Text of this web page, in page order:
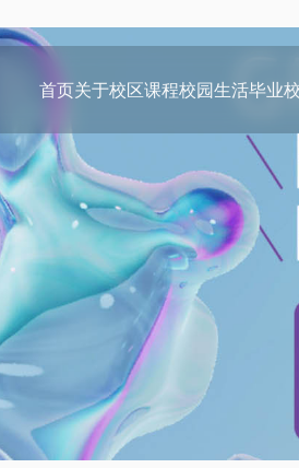
首页关于校区课程校园生活毕业